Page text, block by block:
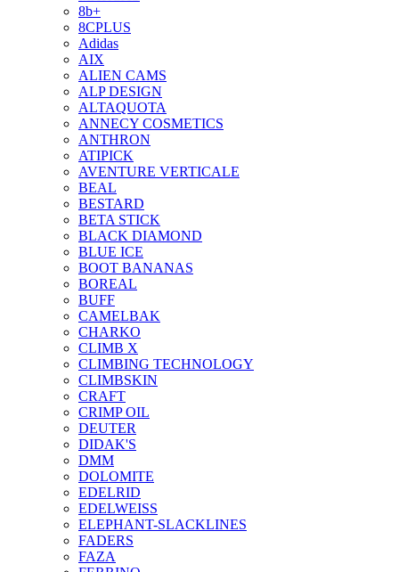
8b+
8CPLUS
Adidas
AIX
ALIEN CAMS
ALP DESIGN
ALTAQUOTA
ANNECY COSMETICS
ANTHRON
ATIPICK
AVENTURE VERTICALE
BEAL
BESTARD
BETA STICK
BLACK DIAMOND
BLUE ICE
BOOT BANANAS
BOREAL
BUFF
CAMELBAK
CHARKO
CLIMB X
CLIMBING TECHNOLOGY
CLIMBSKIN
CRAFT
CRIMP OIL
DEUTER
DIDAK'S
DMM
DOLOMITE
EDELRID
EDELWEISS
ELEPHANT-SLACKLINES
FADERS
FAZA